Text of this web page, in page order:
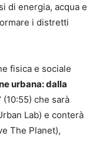
di energia, acqua e
i distretti
fisica e sociale
urbana: dalla
(10:55) che sarà
Lab) e conterà
The Planet),